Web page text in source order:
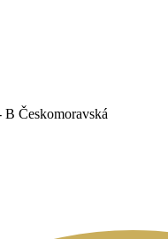
Českomoravská